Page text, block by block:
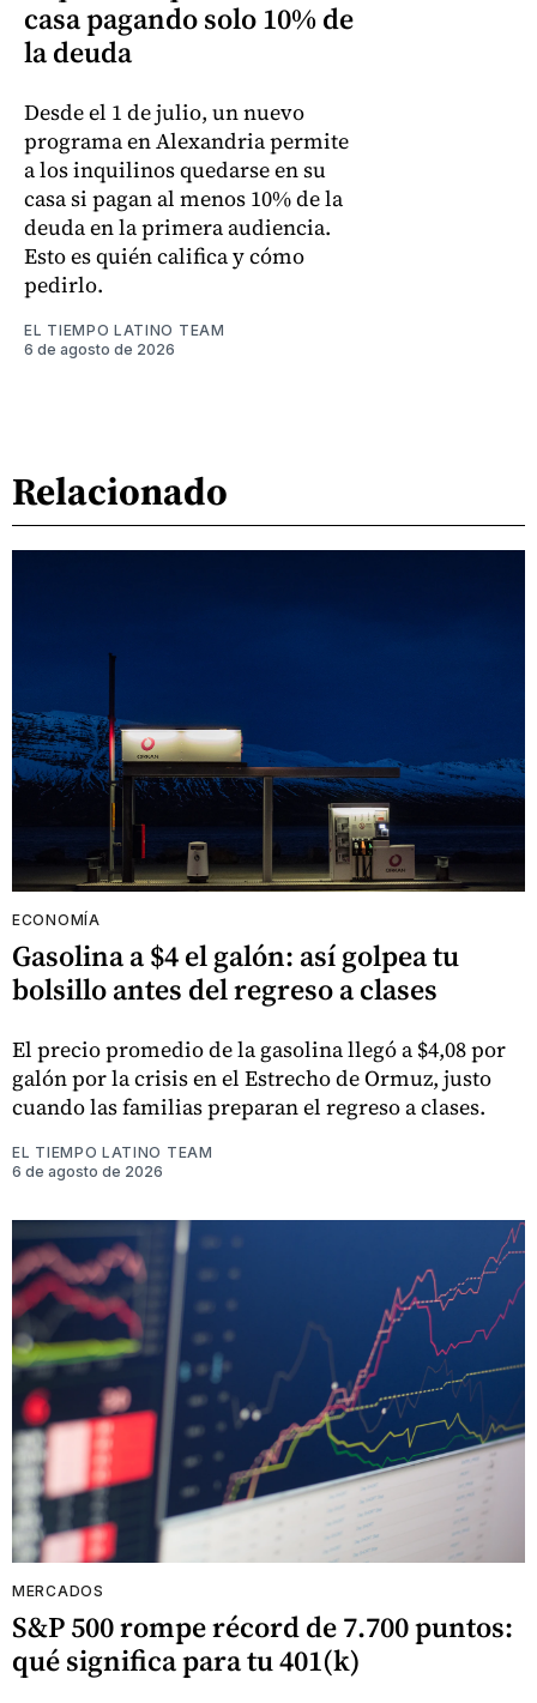
casa pagando solo 10% de
la deuda
Desde el 1 de julio, un nuevo
programa en Alexandria permite
a los inquilinos quedarse en su
casa si pagan al menos 10% de la
deuda en la primera audiencia.
Esto es quién califica y cómo
pedirlo.
EL TIEMPO LATINO TEAM
6 de agosto de 2026
Relacionado
ECONOMÍA
Gasolina a $4 el galón: así golpea tu
bolsillo antes del regreso a clases
El precio promedio de la gasolina llegó a $4,08 por
galón por la crisis en el Estrecho de Ormuz, justo
cuando las familias preparan el regreso a clases.
EL TIEMPO LATINO TEAM
6 de agosto de 2026
MERCADOS
S&P 500 rompe récord de 7.700 puntos:
qué significa para tu 401(k)